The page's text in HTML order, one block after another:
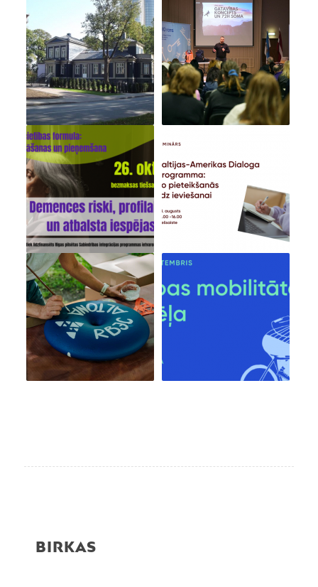
BIRKAS